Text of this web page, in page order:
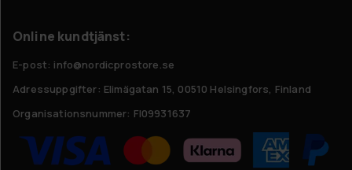
Online kundtjänst:
E-post: info@nordicprostore.se
Adressuppgifter: Elimägatan 15, 00510 Helsingfors, Finland
Organisationsnummer: FI09931637